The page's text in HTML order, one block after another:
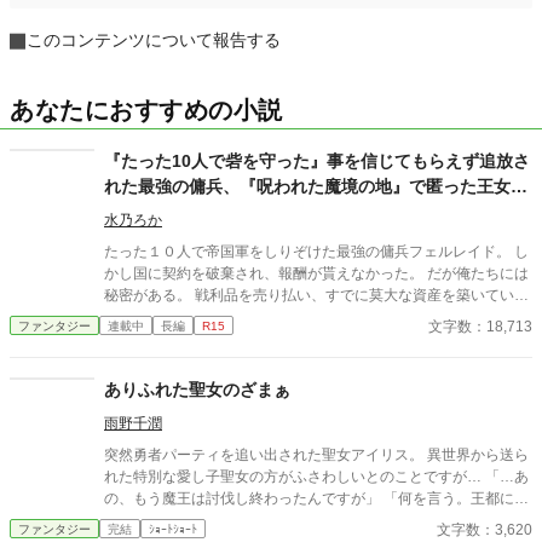
このコンテンツについて報告する
あなたにおすすめの小説
『たった10人で砦を守った』事を信じてもらえず追放さ
れた最強の傭兵、『呪われた魔境の地』で匿った王女と
理想の拠点に作り上げます
水乃ろか
たった１０人で帝国軍をしりぞけた最強の傭兵フェルレイド。 し
かし国に契約を破棄され、報酬が貰えなかった。 だが俺たちには
秘密がある。 戦利品を売り払い、すでに莫大な資産を築いていた
のだ。 その莫大な資金を元手に、静かに暮らそうと王都に戻る途
中、盗賊に襲われていた一台の馬車を救出する。 乗っていたのは
なってしまった。 だが、そこは誰も住んでいない『呪われた地』
と云われる辺境の魔境。 ……いいじゃん！ 誰もいないなんて好
都合！ 悠々自適に暮らそうと意気込む俺だったが、行きの馬車に
隠れていたのは、なんと先ほど助けた王女様！？ どうやら王城で
酷い扱いを受けていた彼女は、城を捨てて俺についてきたらし
い。 王女様は命を狙われており、戻れば殺されるらしい。 ならば
も貰えて好き勝手できる。 これって最高なのでは？ ※マルチ投稿
ファンタジー 連載中 長編 R15 文字数：18,713
ありふれた聖女のざまぁ
雨野千潤
突然勇者パーティを追い出された聖女アイリス。 異世界から送ら
れた特別な愛し子聖女の方がふさわしいとのことですが… 「…あ
の、もう魔王は討伐し終わったんですが」 「何を言う。王都に帰
還して陛下に報告するまでが魔王討伐だ」 ※設定はゆるめです。
細かいことは気にしないでください。
ファンタジー 完結 ｼｮｰﾄｼｮｰﾄ 文字数：3,620